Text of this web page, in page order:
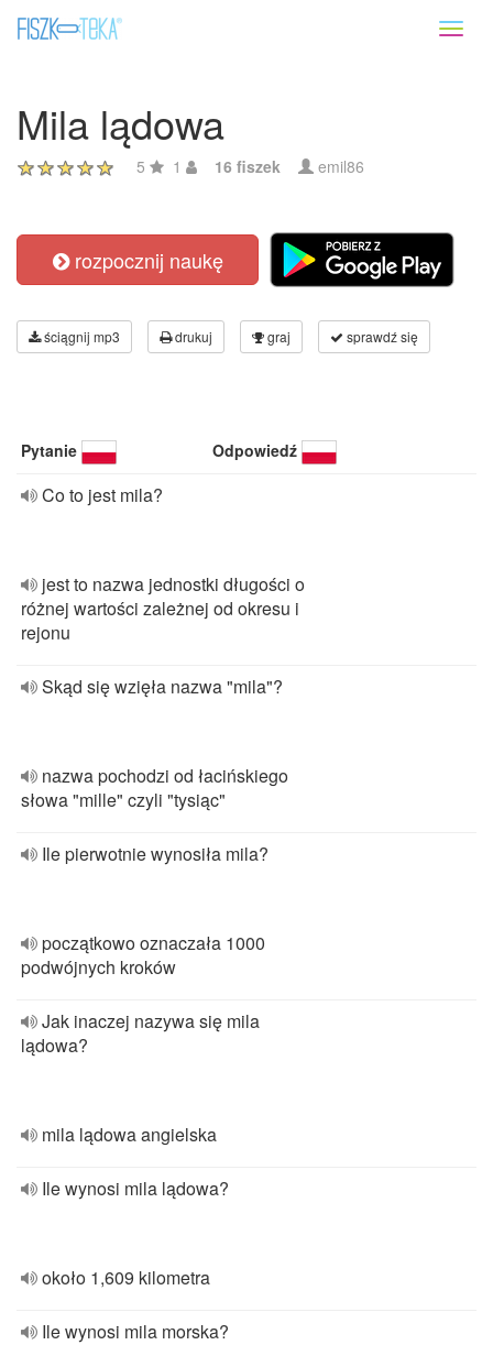
Mila lądowa
5 1 16 fiszek emil86
rozpocznij naukę
ściągnij mp3 drukuj graj sprawdź się
Pytanie Odpowiedź
Co to jest mila?
jest to nazwa jednostki długości o
różnej wartości zależnej od okresu i
rejonu
Skąd się wzięła nazwa "mila"?
nazwa pochodzi od łacińskiego
słowa "mille" czyli "tysiąc"
Ile pierwotnie wynosiła mila?
początkowo oznaczała 1000
podwójnych kroków
Jak inaczej nazywa się mila
lądowa?
mila lądowa angielska
Ile wynosi mila lądowa?
około 1,609 kilometra
Ile wynosi mila morska?